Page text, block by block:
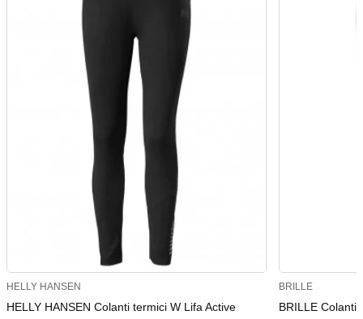
HELLY HANSEN
HELLY HANSEN Colanti termici W Lifa Active
BRILLE
BRILLE Colanti